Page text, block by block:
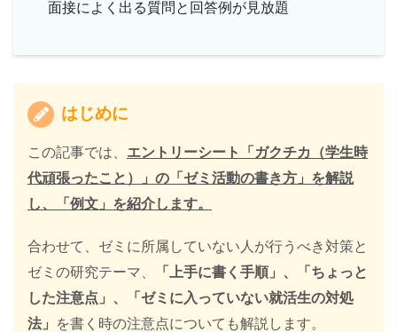
面接によく出る質問と回答例が見放題
はじめに
この記事では、 エントリーシート「ガクチカ（学生時
代頑張ったこと）」の「ゼミ活動の書き方」を解説
し、「例文」を紹介します。
合わせて、ゼミに所属していない人が行うべき対策と
ゼミの研究テーマ、
「上手に書く手順」、「ちょっと
した注意点」、「ゼミに入っていない就活生の対処
法」
を書く時の注意点についても解説します。